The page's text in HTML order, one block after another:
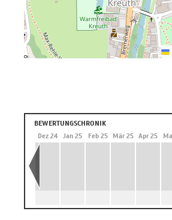
BEWERTUNGSCHRONIK
Dez 24 Jan 25 Feb 25 Mär 25 Apr 25